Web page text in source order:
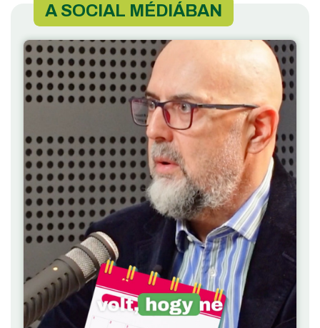
A SOCIAL MÉDIÁBAN